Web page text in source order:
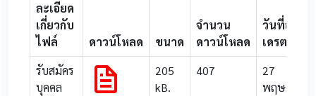
ละเอียด
เกี่ยวกับ
ไฟล์
ดาวน์โหลด ขนาด
จำนวน
ดาวน์โหลด
วันที่อับ
เดรต
รับสมัคร
บุคคล
205
kB.
407
27
พฤษภาคม